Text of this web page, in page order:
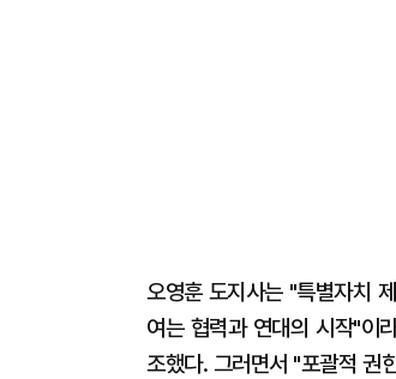
오영훈 도지사는 "특별자치
여는 협력과 연대의 시작"이
조했다. 그러면서 "포괄적 권